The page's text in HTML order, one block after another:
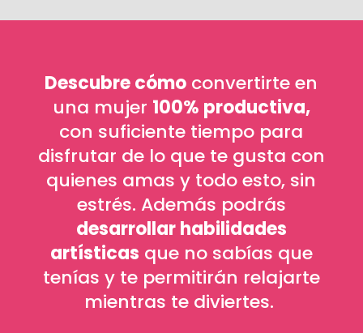
Descubre cómo convertirte en
una mujer 100% productiva,
con suficiente tiempo para
disfrutar de lo que te gusta con
quienes amas y todo esto, sin
estrés. Además podrás
desarrollar habilidades
artísticas que no sabías que
tenías y te permitirán relajarte
mientras te diviertes.